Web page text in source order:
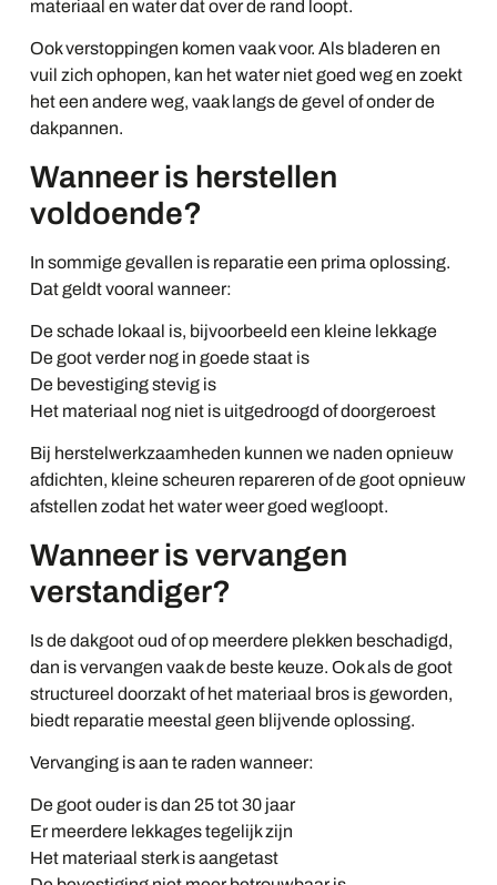
materiaal en water dat over de rand loopt.
Ook verstoppingen komen vaak voor. Als bladeren en
vuil zich ophopen, kan het water niet goed weg en zoekt
het een andere weg, vaak langs de gevel of onder de
dakpannen.
Wanneer is herstellen
voldoende?
In sommige gevallen is reparatie een prima oplossing.
Dat geldt vooral wanneer:
De schade lokaal is, bijvoorbeeld een kleine lekkage
De goot verder nog in goede staat is
De bevestiging stevig is
Het materiaal nog niet is uitgedroogd of doorgeroest
Bij herstelwerkzaamheden kunnen we naden opnieuw
afdichten, kleine scheuren repareren of de goot opnieuw
afstellen zodat het water weer goed wegloopt.
Wanneer is vervangen
verstandiger?
Is de dakgoot oud of op meerdere plekken beschadigd,
dan is vervangen vaak de beste keuze. Ook als de goot
structureel doorzakt of het materiaal bros is geworden,
biedt reparatie meestal geen blijvende oplossing.
Vervanging is aan te raden wanneer:
De goot ouder is dan 25 tot 30 jaar
Er meerdere lekkages tegelijk zijn
Het materiaal sterk is aangetast